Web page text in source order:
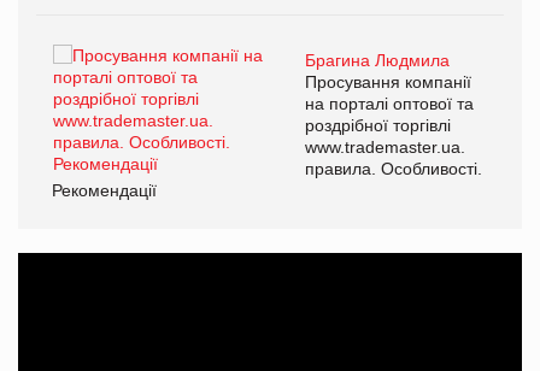
Брагина Людмила
Просування компанії
на порталі оптової та
роздрібної торгівлі
www.trademaster.ua.
правила. Особливості.
Рекомендації